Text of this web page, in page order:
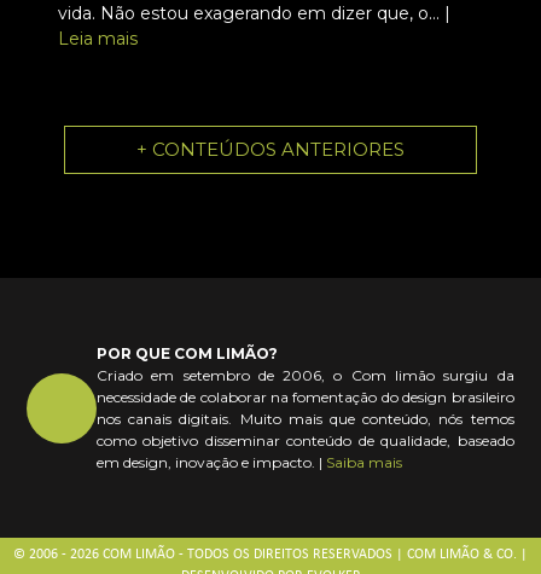
vida. Não estou exagerando em dizer que, o... |
Leia mais
+ CONTEÚDOS ANTERIORES
POR QUE COM LIMÃO?
Criado em setembro de 2006, o Com limão surgiu da
necessidade de colaborar na fomentação do design brasileiro
nos canais digitais. Muito mais que conteúdo, nós temos
como objetivo disseminar conteúdo de qualidade, baseado
em design, inovação e impacto. | Saiba mais
© 2006 - 2026 COM LIMÃO - TODOS OS DIREITOS RESERVADOS | COM LIMÃO & CO. |